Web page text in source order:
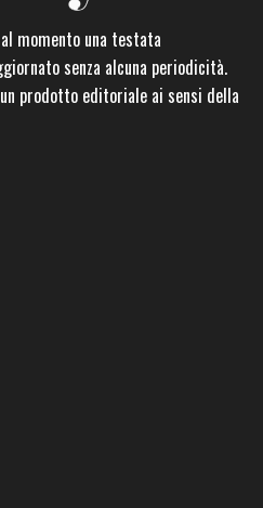
momento una testata
senza alcuna periodicità.
prodotto editoriale ai sensi della